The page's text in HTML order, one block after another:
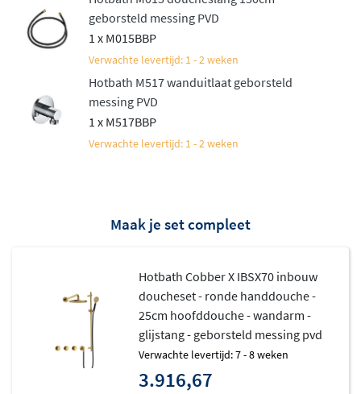
Duurzame kwaliteit en
gebruiksgemak
Hotbath staat garant voor vakmanschap en
duurzaamheid. De set is vervaardigd uit
en voorzien van een stevige afwerking die
onderhouden. De gekartelde grepen bieden een
temperatuurbegrenzing.
geborsteld messing PVD
1 x M015BBP
Verwachte levertijd: 1 - 2 weken
Hotbath M517 wanduitlaat geborsteld
messing PVD
1 x M517BBP
Verwachte levertijd: 1 - 2 weken
Maak je set compleet
Hotbath Cobber X IBSX70 inbouw
doucheset - ronde handdouche -
25cm hoofddouche - wandarm -
glijstang - geborsteld messing pvd
Verwachte levertijd: 7 - 8 weken
3.916,67